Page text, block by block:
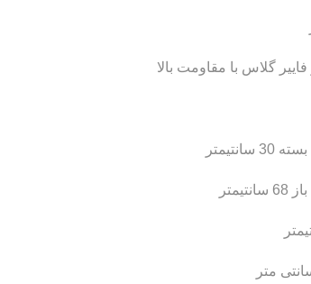
گلاس با مقاومت بالا